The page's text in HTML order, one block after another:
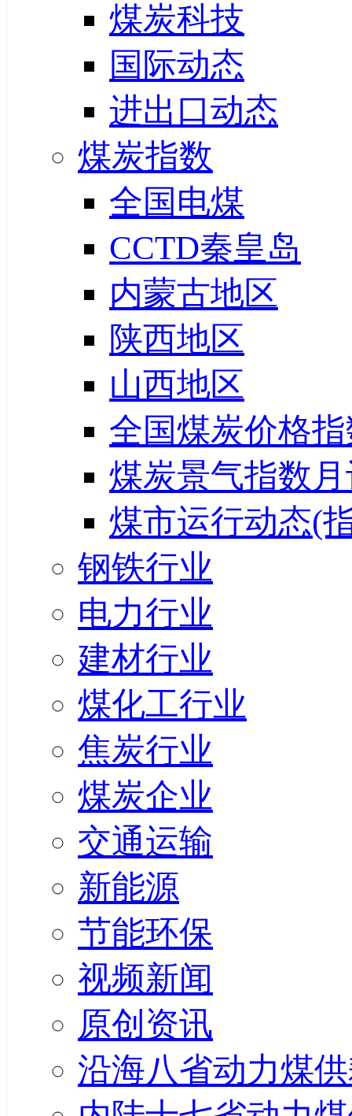
煤炭科技
国际动态
进出口动态
煤炭指数
全国电煤
CCTD秦皇岛
内蒙古地区
陕西地区
山西地区
全国煤炭价格
煤炭景气指数
煤市运行动态(
钢铁行业
电力行业
建材行业
煤化工行业
焦炭行业
煤炭企业
交通运输
新能源
节能环保
视频新闻
原创资讯
沿海八省动力煤